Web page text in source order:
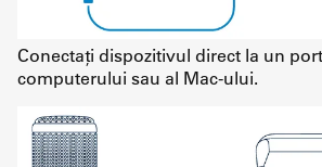
Conectați dispozitivul direct la un
computerului sau al Mac-ului.